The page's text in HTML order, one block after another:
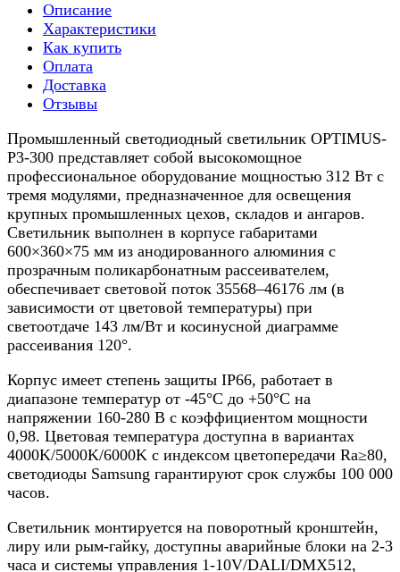
Описание
Характеристики
Как купить
Оплата
Доставка
Отзывы
Промышленный светодиодный светильник OPTIMUS-
P3-300 представляет собой высокомощное
профессиональное оборудование мощностью 312 Вт с
тремя модулями, предназначенное для освещения
крупных промышленных цехов, складов и ангаров.
Светильник выполнен в корпусе габаритами
600×360×75 мм из анодированного алюминия с
прозрачным поликарбонатным рассеивателем,
обеспечивает световой поток 35568–46176 лм (в
зависимости от цветовой температуры) при
светоотдаче 143 лм/Вт и косинусной диаграмме
рассеивания 120°.​
Корпус имеет степень защиты IP66, работает в
диапазоне температур от -45°C до +50°C на
напряжении 160-280 В с коэффициентом мощности
0,98. Цветовая температура доступна в вариантах
4000K/5000K/6000K с индексом цветопередачи Ra≥80,
светодиоды Samsung гарантируют срок службы 100 000
часов.​
Светильник монтируется на поворотный кронштейн,
лиру или рым-гайку, доступны аварийные блоки на 2-3
часа и системы управления 1-10V/DALI/DMX512,